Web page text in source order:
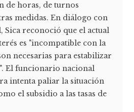
de horas, de turnos
medidas. En diálogo con
Sica reconoció que el actual
es "incompatible con la
necesarias para estabilizar
El funcionario nacional
intenta paliar la situación
el subsidio a las tasas de